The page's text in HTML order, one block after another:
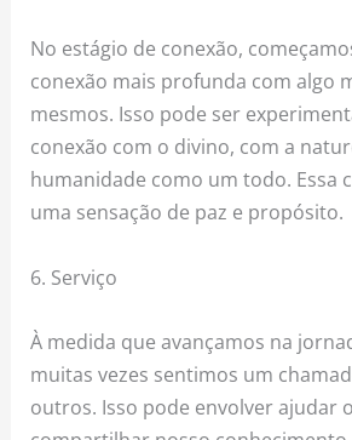
No estágio de conexão,
conexão mais profunda com algo
mesmos. Isso pode ser
conexão com o divino, com a
humanidade como um todo. Essa
uma sensação de paz e propósito.
6. Serviço
À medida que avançamos na
muitas vezes sentimos um
outros. Isso pode envolver ajudar